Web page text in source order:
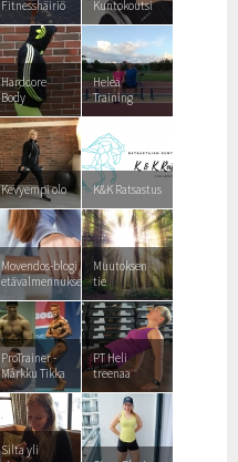
Fitnesshäiriö Kuntokoutsi
Hardcore
Body
Heleä
Training
Kevyempi olo K&K Ratsastus
Movendos-blogi
etävalmennuksesta
Muutoksen
tie
ProTrainer -
Márkku Tikka
PT Heli
treenaa
Silta yli